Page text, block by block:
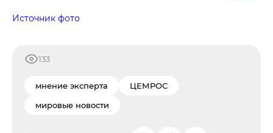
Источник фото
133
мнение эксперта
ЦЕМРОС
мировые новости